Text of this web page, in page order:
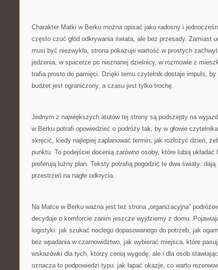
Charakter Matki w Berku można opisać jako radosny i
często czuć głód odkrywania świata, ale bez przesady. Zamiast
musi być niezwykła, strona pokazuje wartość w prostych
jedzenia, w spacerze po nieznanej dzielnicy, w rozmowie z
trafia prosto do pamięci. Dzięki temu czytelnik dostaje impuls,
budżet jest ograniczony, a czasu jest tylko trochę.
Jednym z największych atutów tej strony są podszepty na
w Berku potrafi opowiedzieć o podróży tak, by w głowie
skręcić, kiedy najlepiej zaplanować termin, jak rozłożyć dzień,
punktu. To podejście docenią zarówno osoby, które lubią
preferują luźny plan. Teksty potrafią pogodzić te dwa światy: dają
przestrzeń na nagłe odkrycia.
Na Matce w Berku ważna jest też strona „organizacyjna”
decyduje o komforcie zanim jeszcze wyjdziemy z domu.
logistyki: jak szukać noclegu dopasowanego do potrzeb, jak
bez wpadania w czarnowidztwo, jak wybierać miejsca, które
wskazówki dla tych, którzy cenią wygodę, ale i dla osób
oznacza to podpowiedzi typu: jak łapać okazje, co warto